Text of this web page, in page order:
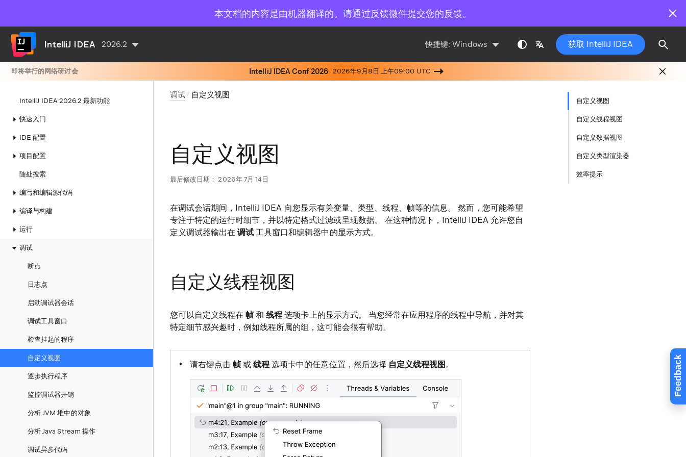
本文档的内容是由机器翻译的。请通过反馈微件提交您的反馈。
Feedback
IntelliJ IDEA 2026.2 快捷键:Windows 获取 IntelliJ IDEA
即将举行的网络研讨会 IntelliJ IDEA Conf 2026 2026年9月8日 上午09:00 UTC
IntelliJ IDEA 2026.2 最新功能
快速入门
IDE 配置
项目配置
随处搜索
编写和编辑源代码
编译与构建
运行
调试
断点
日志点
启动调试器会话
调试工具窗口
检查挂起的程序
自定义视图
逐步执行程序
监控调试器开销
分析 JVM 堆中的对象
分析 Java Stream 操作
调试异步代码
调试 自定义视图
自定义视图
最后修改日期： 2026年 7月 14日
在调试会话期间，IntelliJ IDEA 向您显示有关变量、类型、线程、帧等的信息。 然而，您可能希望
专注于特定的运行时细节，并以特定格式过滤或呈现数据。 在这种情况下，IntelliJ IDEA 允许您自
定义调试器输出在调试 工具窗口和编辑器中的显示方式。
自定义线程视图
您可以自定义线程在帧和线程 选项卡上的显示方式。 当您经常在应用程序的线程中导航，并对其
特定细节感兴趣时，例如线程所属的组，这可能会很有帮助。
请右键点击帧或线程 选项卡中的任意位置，然后选择 自定义线程视图。
自定义视图
自定义线程视图
自定义数据视图
自定义类型渲染器
效率提示